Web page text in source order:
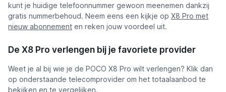
kunt je huidige telefoonnummer gewoon meenemen dankzij
gratis nummerbehoud. Neem eens een kijkje op X8 Pro met
nieuw abonnement en reken jouw voordeel uit.
De X8 Pro verlengen bij je favoriete provider
Weet je al bij wie je de POCO X8 Pro wilt verlengen? Klik dan
op onderstaande telecomprovider om het totaalaanbod te
bekijken en te vergelijken.